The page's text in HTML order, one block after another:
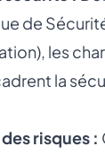
de
les
la
risques :